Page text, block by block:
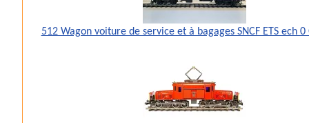
512 Wagon voiture de service et à bagages SNCF ETS ech